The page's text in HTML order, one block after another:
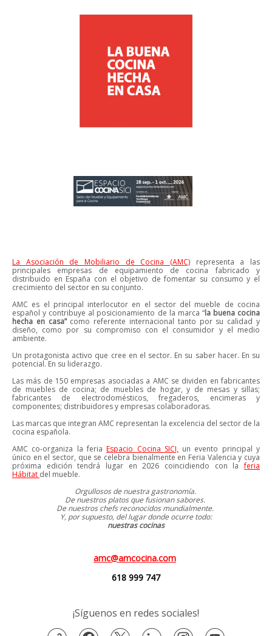
La Asociación de Mobiliario de Cocina (AMC)
representa a las
principales empresas de equipamiento de cocina fabricado y
distribuido en España con el objetivo de fomentar su consumo y el
crecimiento del sector en su conjunto.
AMC es el principal interlocutor en el sector del mueble de cocina
español y contribuye al posicionamiento de la marca “la buena cocina
hecha en casa”como referente internacional tanto por su calidad y
diseño, como por su compromiso con el consumidor y el medio
ambiente.
Un protagonista activo que cree en el sector. En su saber hacer. En su
potencial. En su liderazgo.
Las más de 150 empresas asociadas a AMC se dividen en fabricantes
de muebles de cocina; de muebles de hogar, y de mesas y sillas;
fabricantes de electrodomésticos, fregaderos, encimeras y
componentes; distribuidores y empresas colaboradoras.
Las marcas que integran AMC representan la excelencia del sector de la
cocina española.
AMC co-organiza la feriaEspacio Cocina SICI,un evento principal y
único en el sector, que se celebra bienalmente en Feria Valencia y cuya
próxima edición tendrá lugar en 2026 coincidiendo con laferia
Hábitat del mueble.
Orgullosos de nuestra gastronomía.
De nuestros platos que fusionan sabores.
De nuestros chefs reconocidos mundialmente.
Y, por supuesto, del lugar donde ocurre todo:
nuestras cocinas
amc@amcocina.com
618 999 747
¡Síguenos en redes sociales!